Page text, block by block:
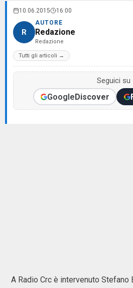
10.06.2015 16:00
R
AUTORE
Redazione
Redazione
Tutti gli articoli →
Seguici su
GoogleDiscover
A Radio Crc è intervenuto Stefano